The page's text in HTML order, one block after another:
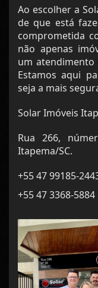
Ao escolher a
de que está
comprometida
não apenas
um
Estamos aqui
seja a mais
Solar Imóveis
Rua 266,
Itapema/SC.
+55 47 99185-
+55 47 3368-5884